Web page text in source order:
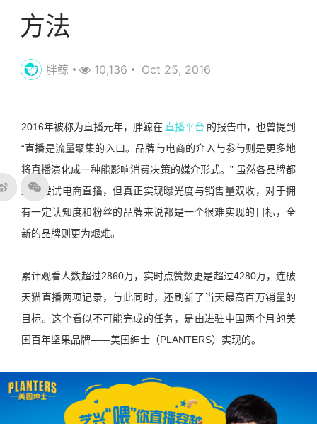
方法
胖鲸 10,136 Oct 25, 2016
2016年被称为直播元年，胖鲸在 直播平台 的报告中，也曾提到
“直播是流量聚集的入口。品牌与电商的介入与参与则是更多地
将直播演化成一种能影响消费决策的媒介形式。” 虽然各品牌都
踊跃尝试电商直播，但真正实现曝光度与销售量双收，对于拥
有一定认知度和粉丝的品牌来说都是一个很难实现的目标，全
新的品牌则更为艰难。
累计观看人数超过2860万，实时点赞数更是超过4280万，连破
天猫直播两项记录，与此同时，还刷新了当天最高百万销量的
目标。这个看似不可能完成的任务，是由进驻中国两个月的美
国百年坚果品牌——美国绅士（PLANTERS）实现的。